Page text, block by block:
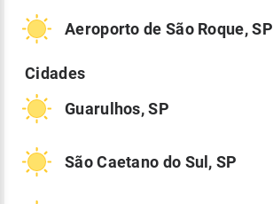
Aeroporto de São Roque, SP
Guarulhos, SP
São Caetano do Sul, SP